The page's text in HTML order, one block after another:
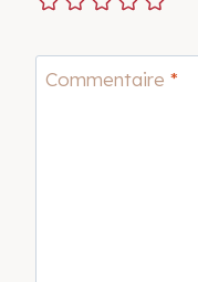
Commentaire *